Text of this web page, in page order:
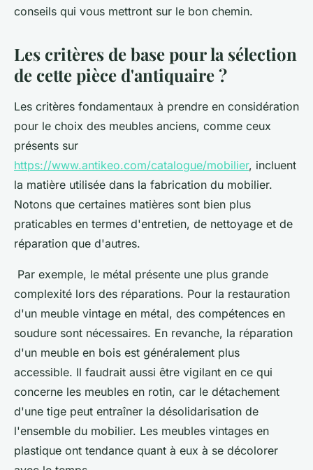
conseils qui vous mettront sur le bon chemin.
Les critères de base pour la sélection
de cette pièce d'antiquaire ?
Les critères fondamentaux à prendre en considération
pour le choix des meubles anciens, comme ceux
présents sur
https://www.antikeo.com/catalogue/mobilier, incluent
la matière utilisée dans la fabrication du mobilier.
Notons que certaines matières sont bien plus
praticables en termes d'entretien, de nettoyage et de
réparation que d'autres.
Par exemple, le métal présente une plus grande
complexité lors des réparations. Pour la restauration
d'un meuble vintage en métal, des compétences en
soudure sont nécessaires. En revanche, la réparation
d'un meuble en bois est généralement plus
accessible. Il faudrait aussi être vigilant en ce qui
concerne les meubles en rotin, car le détachement
d'une tige peut entraîner la désolidarisation de
l'ensemble du mobilier. Les meubles vintages en
plastique ont tendance quant à eux à se décolorer